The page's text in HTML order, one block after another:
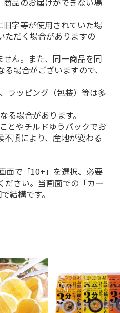
字等が使用されていた場
ただく場合がありますの
ん。また、同一商品を同
場合がございますので、
ラッピング（包装）等は多
る場合があります。
とやチルドゆうパックでお
順により、産地が変わる
面で「10+」を選択、必要
ださい。当画面での「カー
結構です。